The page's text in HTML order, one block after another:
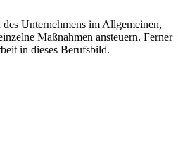
Unternehmens im Allgemeinen,
Maßnahmen ansteuern. Ferner
in dieses Berufsbild.